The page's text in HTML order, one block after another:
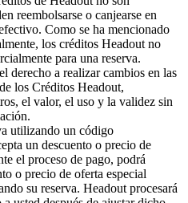
reembolsarse o canjearse en
Como se ha mencionado
los créditos Headout no
para una reserva.
derecho a realizar cambios en las
los Créditos Headout,
el valor, el uso y la validez sin
utilizando un código
un descuento o precio de
el proceso de pago, podrá
o precio de oferta especial
su reserva. Headout procesará